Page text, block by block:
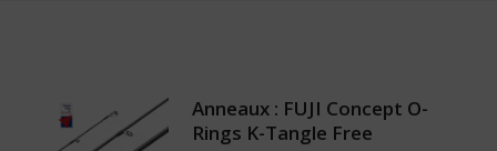
Anneaux : FUJI Concept O-
Rings K-Tangle Free